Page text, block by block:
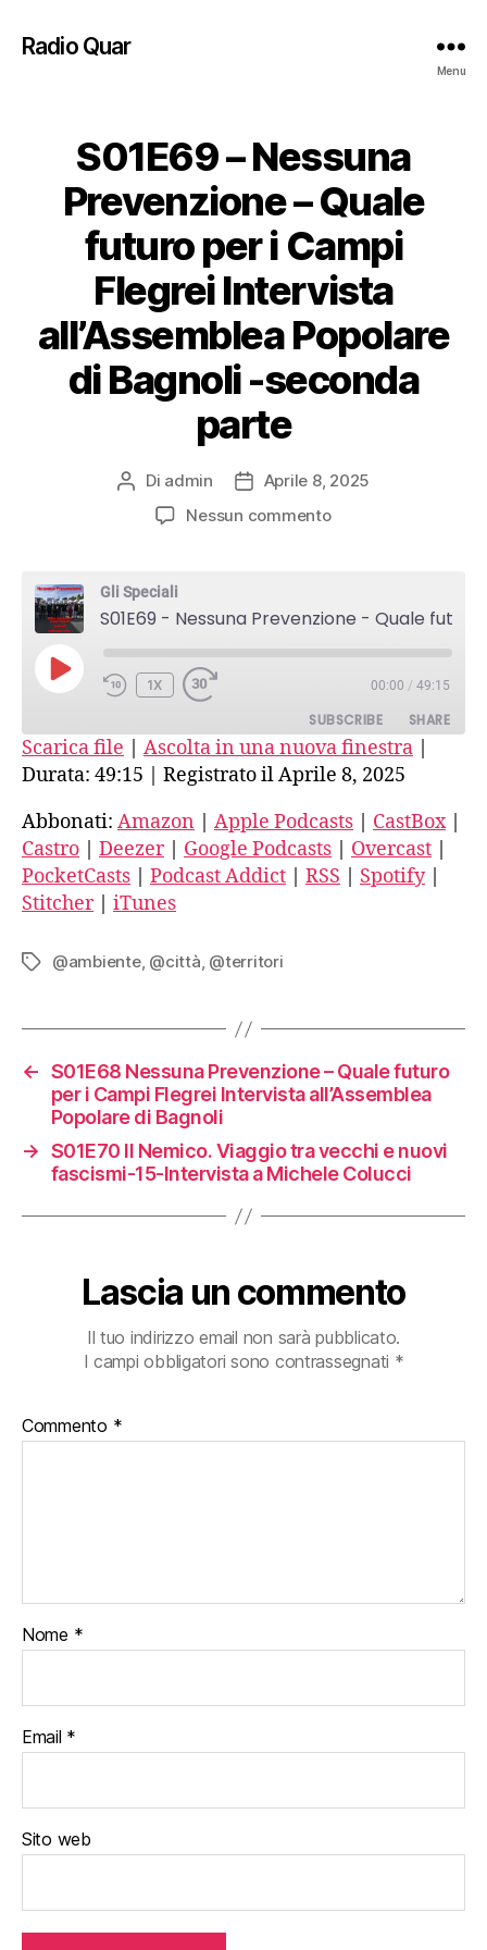
Radio Quar
Menu
S01E69 – Nessuna
Prevenzione – Quale
futuro per i Campi
Flegrei Intervista
all’Assemblea Popolare
di Bagnoli -seconda
parte
Autore
articolo
Di admin
Data
dell'articolo
Aprile 8, 2025
Nessun commentosu
Prevenzione
futuro
i
Campi
Flegrei
all’Assemblea
Popolare
di
Gli Speciali
PLAY
EPISODE
1X 00:00 / 49:15
SUBSCRIBE SHARE
Amazon Apple Podcasts
CastBox Castro
Deezer Google Podcasts
Overcast PocketCasts
Podcast Addict
SHARE
LINK
EMBED
Scarica file Ascolta in una nuova finestra
Durata: 49:15
Registrato il Aprile 8, 2025
Abbonati: Amazon Apple Podcasts CastBox|
Castro
Deezer| Google Podcasts Overcast
PocketCasts
Podcast Addict RSS Spotify|
Stitcher| iTunes
Tag @ambiente, @città, @territori
← S01E68 Nessuna Prevenzione – Quale futuro
per i Campi Flegrei Intervista all’Assemblea
Popolare di Bagnoli
→ S01E70 Il Nemico. Viaggio tra vecchi e nuovi
fascismi-15-Intervista a Michele Colucci
Lascia un commento
Il tuo indirizzo email non sarà pubblicato.
I campi obbligatori sono contrassegnati *
Commento *
Nome *
Email *
Sito web